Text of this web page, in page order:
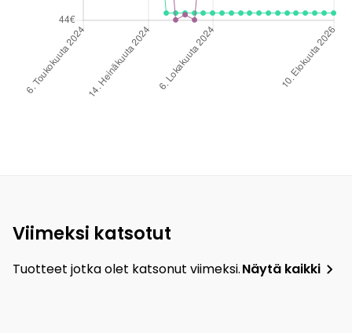
Viimeksi katsotut
Tuotteet jotka olet katsonut viimeksi.Näytä kaikki